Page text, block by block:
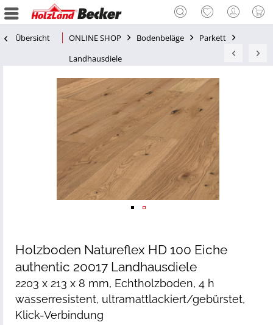
Übersicht ONLINE SHOP Bodenbeläge
Parkett
Landhausdiele
Holzboden Natureflex HD 100 Eiche
authentic 20017 Landhausdiele
2203 x 213 x 8 mm, Echtholzboden, 4 h
wasserresistent, ultramattlackiert/gebürstet,
Klick-Verbindung